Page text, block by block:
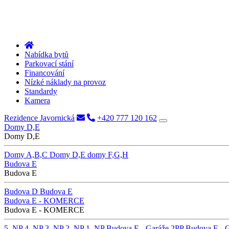
Nabídka bytů
Parkovací stání
Financování
Nízké náklady na provoz
Standardy
Kamera
Rezidence Javornická
+420 777 120 162
Domy D,E
Domy D,E
Domy A,B,C Domy D,E domy F,G,H
Budova E
Budova E
Budova D Budova E
Budova E - KOMERCE
Budova E - KOMERCE